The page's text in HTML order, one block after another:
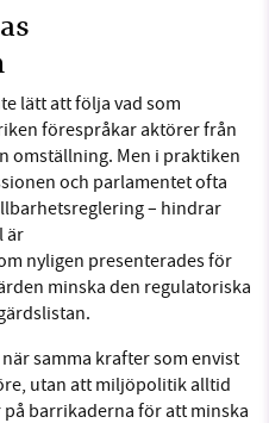
lätt att följa vad som
förespråkar aktörer från
omställning. Men i praktiken
och parlamentet ofta
– hindrar
är
nyligen presenterades för
minska den regulatoriska
samma krafter som envist
utan att miljöpolitik alltid
på barrikaderna för att minska